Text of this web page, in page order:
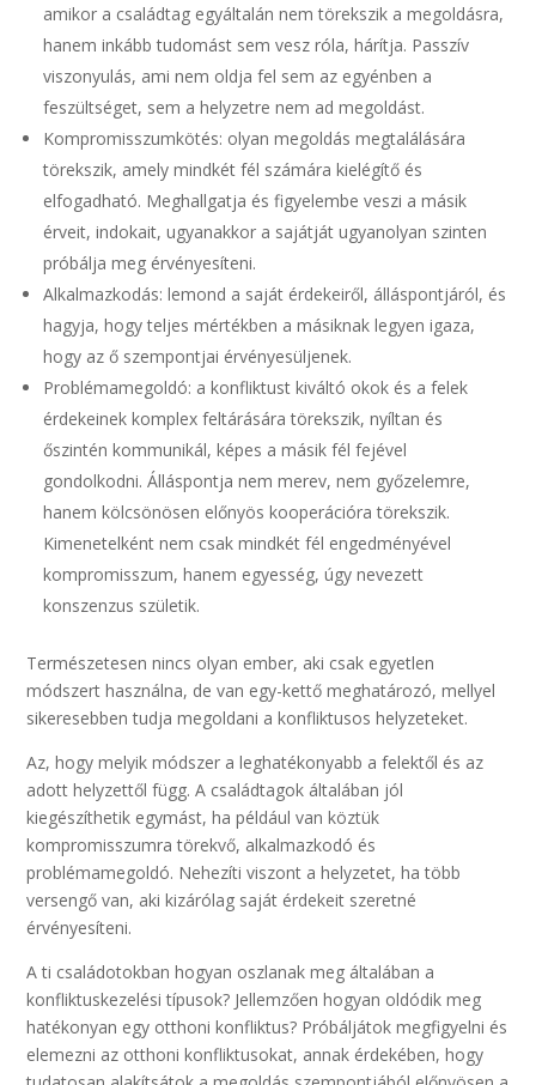
amikor a családtag egyáltalán nem törekszik a megoldásra,
hanem inkább tudomást sem vesz róla, hárítja. Passzív
viszonyulás, ami nem oldja fel sem az egyénben a
feszültséget, sem a helyzetre nem ad megoldást.
Kompromisszumkötés: olyan megoldás megtalálására
törekszik, amely mindkét fél számára kielégítő és
elfogadható. Meghallgatja és figyelembe veszi a másik
érveit, indokait, ugyanakkor a sajátját ugyanolyan szinten
próbálja meg érvényesíteni.
Alkalmazkodás: lemond a saját érdekeiről, álláspontjáról, és
hagyja, hogy teljes mértékben a másiknak legyen igaza,
hogy az ő szempontjai érvényesüljenek.
Problémamegoldó: a konfliktust kiváltó okok és a felek
érdekeinek komplex feltárására törekszik, nyíltan és
őszintén kommunikál, képes a másik fél fejével
gondolkodni. Álláspontja nem merev, nem győzelemre,
hanem kölcsönösen előnyös kooperációra törekszik.
Kimenetelként nem csak mindkét fél engedményével
kompromisszum, hanem egyesség, úgy nevezett
konszenzus születik.
Természetesen nincs olyan ember, aki csak egyetlen
módszert használna, de van egy-kettő meghatározó, mellyel
sikeresebben tudja megoldani a konfliktusos helyzeteket.
Az, hogy melyik módszer a leghatékonyabb a felektől és az
adott helyzettől függ. A családtagok általában jól
kiegészíthetik egymást, ha például van köztük
kompromisszumra törekvő, alkalmazkodó és
problémamegoldó. Nehezíti viszont a helyzetet, ha több
versengő van, aki kizárólag saját érdekeit szeretné
érvényesíteni.
A ti családotokban hogyan oszlanak meg általában a
konfliktuskezelési típusok? Jellemzően hogyan oldódik meg
hatékonyan egy otthoni konfliktus? Próbáljátok megfigyelni és
elemezni az otthoni konfliktusokat, annak érdekében, hogy